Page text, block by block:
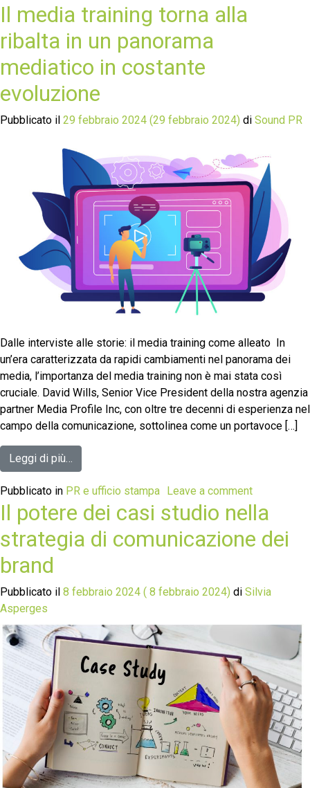
Il media training torna alla
ribalta in un panorama
mediatico in costante
evoluzione
Pubblicato il 29 febbraio 2024 (29 febbraio 2024) di Sound PR
Dalle interviste alle storie: il media training come alleato In
un’era caratterizzata da rapidi cambiamenti nel panorama dei
media, l’importanza del media training non è mai stata così
cruciale. David Wills, Senior Vice President della nostra agenzia
partner Media Profile Inc, con oltre tre decenni di esperienza nel
campo della comunicazione, sottolinea come un portavoce […]
Leggi di più…
Pubblicato in PR e ufficio stampa Leave a comment
Il potere dei casi studio nella
strategia di comunicazione dei
brand
Pubblicato il 8 febbraio 2024 ( 8 febbraio 2024) di Silvia
Asperges